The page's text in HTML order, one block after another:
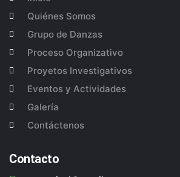
Quiénes Somos
Grupo de Danzas
Proceso Organizativo
Proyetos Investigativos
Eventos y Actividades
Galería
Contáctenos
Contacto